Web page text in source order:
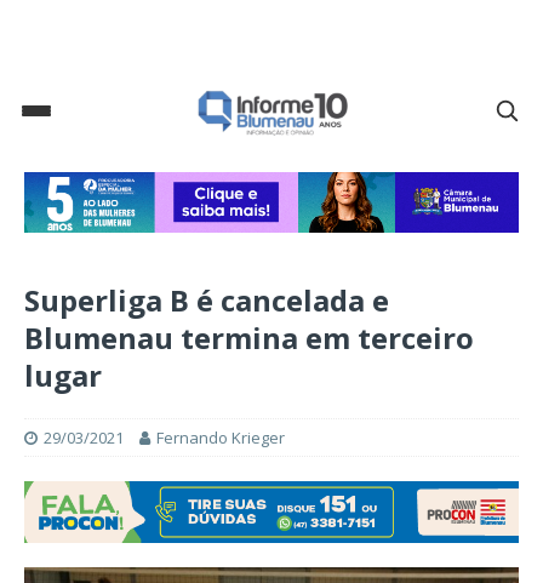
Superliga B é cancelada e
Blumenau termina em terceiro
lugar
29/03/2021 Fernando Krieger